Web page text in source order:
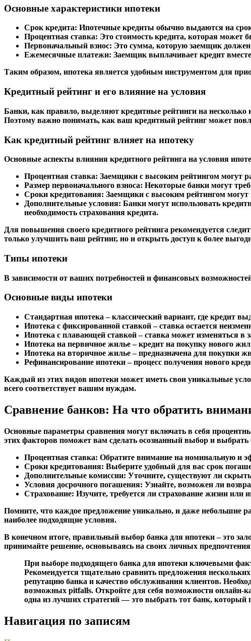
Основные характеристики ипотеки
Срок кредита: Ипотечные кредиты обычно выдаются на срок
Процентная ставка: Это стоимость кредита, которая
Первоначальный взнос: Это сумма, которую заемщик должен
Ежемесячные платежи: Заемщик выплачивает кредит
Таким образом, ипотека является удобным инструментом для
Кредитный рейтинг и его влияние на условия
Банки, как правило, выделяют кредитные рейтинги на
Поэтому важно понимать, как ваш кредитный рейтинг может
Как кредитный рейтинг влияет на ипотеку
Основные аспекты влияния кредитного рейтинга на условия
Процентная ставка: Заемщики с высоким рейтингом могут
Размер первоначального взноса: Некоторые банки могут
Сроки кредитования: Заемщики с высоким рейтингом могут
Дополнительные условия: Банки могут использовать
необходимость страхования кредита.
Для повышения своего кредитного рейтинга рекомендуется
только улучшить ваш рейтинг, но и открыть доступ к более
Типы ипотеки
В зависимости от ваших потребностей и финансовых
Основные виды ипотеки
Стандартная ипотека – классический вариант, где кредит
Ипотека с фиксированной ставкой– ставка остается
Ипотека с плавающей ставкой– ставка может изменяться в
Ипотека на первичное жилье– кредит на покупку нового
Ипотека на вторичное жилье– предназначена для покупки
Рефинансирование ипотеки– процесс получения нового
Каждый из этих видов ипотеки может иметь свои уникальные
всего соответствует вашим нуждам.
Сравнение банков: На что обратить
Основные параметры сравнения могут включать в себя
этих факторов поможет вам сделать осознанный выбор и
Процентная ставка: Обратите внимание на номинальную и
Сроки кредитования: Выберите удобный для вас срок
Дополнительные комиссии: Уточните, существуют ли
Условия досрочного погашения: Узнайте, возможен ли
Страхование: Изучите, требуется ли страхование жизни или
Помните, что каждое предложение уникально, и даже небольшие
наиболее подходящие условия.
В конечном итоге, правильный выбор банка для ипотеки – это
принимайте решение, основываясь на своих личных
При выборе подходящего банка для ипотеки ключевыми
Рекомендуется тщательно сравнить предложения
репутацию банка и качество обслуживания клиентов.
возможных pitfalls. Откройте для себя возможности онлайн-
одна из лучших стратегий — это выбрать тот банк,
Навигация по записям